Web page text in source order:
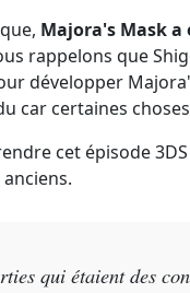
Majora's Mask
rappelons que
développer
car certaines
cet épisode
qui étaient des